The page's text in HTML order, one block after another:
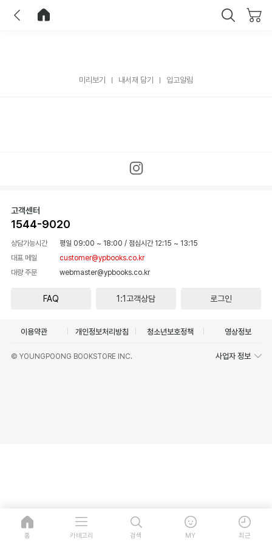
미리보기 내서재 담기 입고알림
고객센터
1544-9020
상담가능시간 평일 09:00 ~ 18:00 / 점심시간 12:15 ~ 13:15
대표 메일
customer@ypbooks.co.kr
대량 주문
webmaster@ypbooks.co.kr
FAQ 1:1고객상담 로그인
이용약관 개인정보처리방침 청소년보호정책 영상정보
© YOUNGPOONG BOOKSTORE INC. 사업자 정보
홈 카테고리 검색 MY 최근